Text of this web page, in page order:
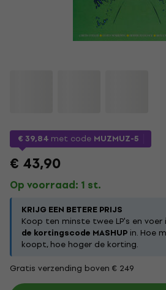
€ 39,84 met code MUZMUZ-5
€ 43,90
Op voorraad: 1 st.
KRIJG EEN BETERE PRIJS
Koop ten minste twee LP's en
de kortingscode MASHUP in. Hoe
koopt, hoe hoger de korting.
Gratis verzending boven € 249